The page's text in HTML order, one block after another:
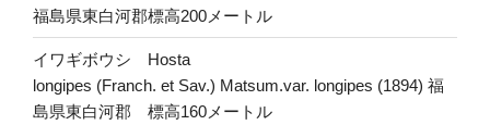
福島県東白河郡標高200メートル
イワギボウシ Hosta
longipes (Franch. et Sav.) Matsum.var. longipes (1894) 福
島県東白河郡 標高160メートル